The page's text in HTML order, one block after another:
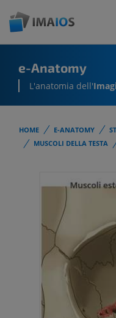
e-Anatomy
L'anatomia dell'
HOME E-ANATOMY
MUSCOLI DELLA TESTA